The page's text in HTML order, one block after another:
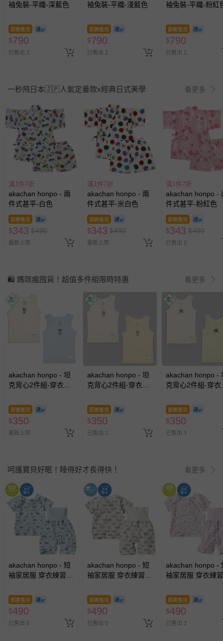
袖兔裝-平織-深藍色
即將售完
$790
已售出 2
袖兔裝-平織-淺藍色
即將售完
$790
已售出 2
袖兔裝-平織-粉紅
即將售完
$790
已售出 2
一秒飛日本🇯🇵人氣定番款x經典日式美學 看更多
滿1件7折
akachan honpo - 兩
件式甚平-白色
即將售完
$343 $490
最新上架
滿1件7折
akachan honpo - 兩
件式甚平-米白色
即將售完
$343 $490
最新上架
滿1件7折
akachan honpo -
件式甚平-粉紅色
即將售完
$343 $490
已售出 2
🛍️ 媽咪瘋囤貨！超值多件組限時特惠 看更多
akachan honpo - 坦
克背心2件組-穿衣練
即將售完
$350
最新上架
akachan honpo - 坦
克背心2件組-穿衣練
即將售完
$350
已售出 1
akachan honpo -
克背心2件組-穿衣
即將售完
$350
已售出 3
呵護寶貝好眠！睡得好才長得快！ 看更多
akachan honpo - 短
袖家居服 穿衣練習-
即將售完
$490
已售出 5
akachan honpo - 短
袖家居服 穿衣練習-
色
即將售完
$490
已售出 5
akachan honpo -
袖家居服 穿衣練
即將售完
$490
已售出 3